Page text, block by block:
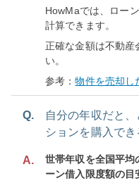
HowMaでは、ロー
計算できます。
正確な金額は不動産
い。
参考：物件を売却し
Q.
自分の年収だと
ションを購入でき
A.
世帯年収を全国平均
ーン借入限度額の目